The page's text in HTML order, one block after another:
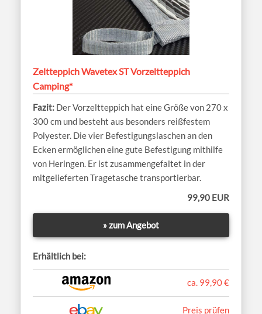
Zeltteppich Wavetex ST Vorzeltteppich
Camping*
Der Vorzeltteppich hat eine Größe von 270 x
300 cm und besteht aus besonders reißfestem
Polyester. Die vier Befestigungslaschen an den
Ecken ermöglichen eine gute Befestigung mithilfe
von Heringen. Er ist zusammengefaltet in der
mitgelieferten Tragetasche transportierbar.
99,90 EUR
» zum Angebot
Erhältlich bei:
ca. 99,90 €
Preis prüfen